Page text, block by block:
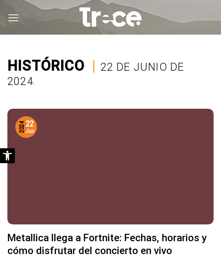
HISTÓRICO | 22 DE JUNIO DE
2024.
Metallica llega a Fortnite: Fechas, horarios y
cómo disfrutar del concierto en vivo
22
Jun
2024
Abrir barra de herramientas